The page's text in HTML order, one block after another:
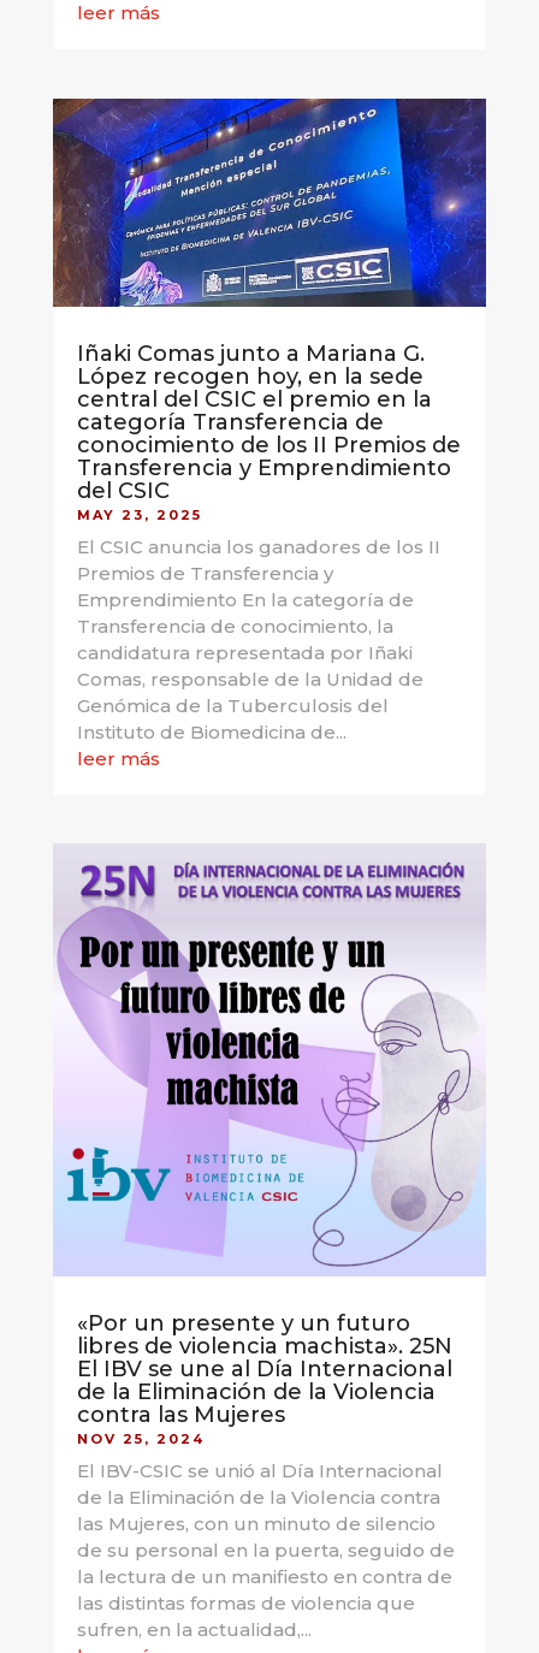
leer más
Iñaki Comas junto a Mariana G.
López recogen hoy, en la sede
central del CSIC el premio en la
categoría Transferencia de
conocimiento de los II Premios de
Transferencia y Emprendimiento
del CSIC
MAY 23, 2025
El CSIC anuncia los ganadores de los II
Premios de Transferencia y
Emprendimiento En la categoría de
Transferencia de conocimiento, la
candidatura representada por Iñaki
Comas, responsable de la Unidad de
Genómica de la Tuberculosis del
Instituto de Biomedicina de...
leer más
«Por un presente y un futuro
libres de violencia machista». 25N
El IBV se une al Día Internacional
de la Eliminación de la Violencia
contra las Mujeres
NOV 25, 2024
El IBV-CSIC se unió al Día Internacional
de la Eliminación de la Violencia contra
las Mujeres, con un minuto de silencio
de su personal en la puerta, seguido de
la lectura de un manifiesto en contra de
las distintas formas de violencia que
sufren, en la actualidad,...